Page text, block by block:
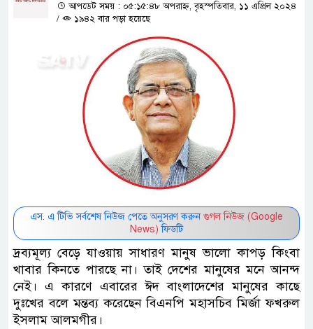
আপডেট সময় : ০৫:১৫:৪৮ অপরাহ্ন, বৃহস্পতিবার, ১১ এপ্রিল ২০২৪
/
১৯৪২ বার পড়া হয়েছে
এস. এ টিভি সর্বশেষ নিউজ পেতে অনুসরণ করুন গুগল নিউজ (Google
News) ফিডটি
দ্রব্যমূল্য বেড়ে যাওয়ায় সাধারণ মানুষ ভালো কাপড় কিংবা
খাবার কিনতে পারছে না। তাই দেশের মানুষের মনে আনন্দ
নেই। এ কারণে এবারের ঈদ বাংলাদেশের মানুষের কাছে
দুঃখের বলে মন্তব্য করেছেন বিএনপি মহাসচিব মির্জা ফখরুল
ইসলাম আলমগীর।